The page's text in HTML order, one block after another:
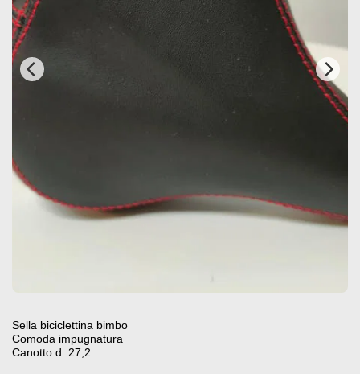
Sella biciclettina bimbo
Comoda impugnatura
Canotto d. 27,2